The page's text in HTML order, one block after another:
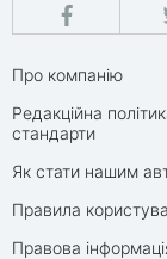
Про компанію
Редакційна
стандарти
Як стати нашим
Правила
Правова